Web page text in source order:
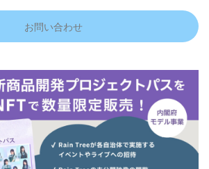
お問い合わせ